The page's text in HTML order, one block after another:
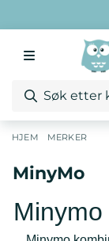
HJEM MERKER
MinyMo